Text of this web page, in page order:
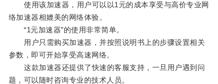
使用该加速器，用户可以以1元的成本享受与高价专业网
络加速器相媲美的网络体验。
“1元加速器”的使用非常简单。
用户只需购买加速器，并按照说明书上的步骤设置相关
参数，即可开始享受高速网络。
这款加速器还提供了快速的客服支持，一旦用户遇到问
题，可以随时咨询专业的技术人员。